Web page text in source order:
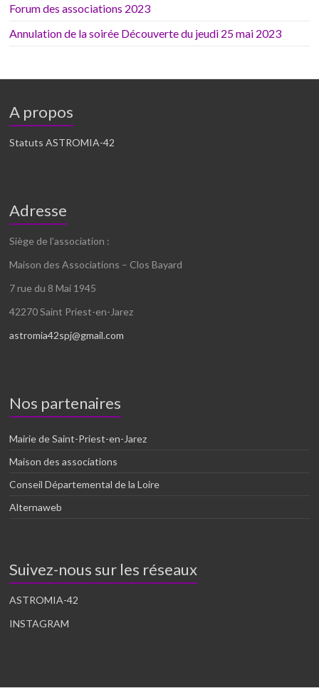
Forum des associations 2023
Annulation de la soirée Découverte du jeudi 25 mai 2023
A propos
Statuts ASTROMIA-42
Adresse
Siège de l’association :
Maison des Associations – Clos Bayard
7 rue du 8 Mai 1945
42270 Saint Priest-en-Jarez
astromia42spj@gmail.com
Nos partenaires
Mairie de Saint-Priest-en-Jarez
Maison des associations
Conseil Départemental de la Loire
Alternaweb
Suivez-nous sur les réseaux
ASTROMIA-42
INSTAGRAM